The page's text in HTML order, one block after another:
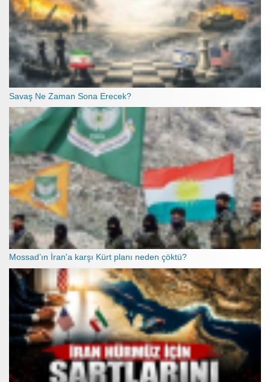
Savaş Ne Zaman Sona Erecek?
Mossad’ın İran'a karşı Kürt planı neden çöktü?